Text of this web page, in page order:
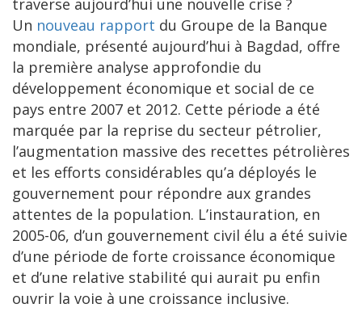
Un nouveau rapport du Groupe de la Banque
mondiale, présenté aujourd’hui à Bagdad, offre
la première analyse approfondie du
développement économique et social de ce
pays entre 2007 et 2012. Cette période a été
marquée par la reprise du secteur pétrolier,
l’augmentation massive des recettes pétrolières
et les efforts considérables qu’a déployés le
gouvernement pour répondre aux grandes
attentes de la population. L’instauration, en
2005-06, d’un gouvernement civil élu a été suivie
d’une période de forte croissance économique
et d’une relative stabilité qui aurait pu enfin
ouvrir la voie à une croissance inclusive.